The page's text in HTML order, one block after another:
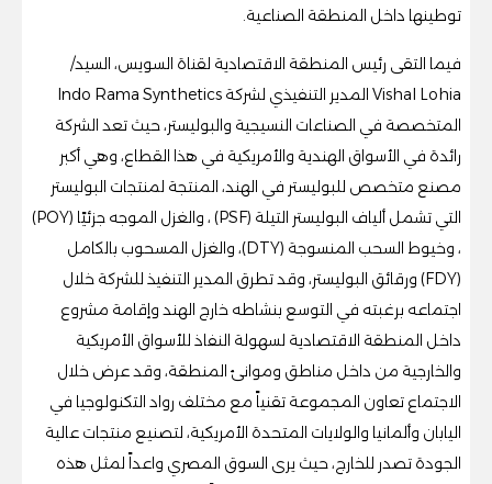
توطينها داخل المنطقة الصناعية.
فيما التقى رئيس المنطقة الاقتصادية لقناة السويس، السيد/
Vishal Lohia المدير التنفيذي لشركة Indo Rama Synthetics
المتخصصة في الصناعات النسيجية والبوليستر، حيث تعد الشركة
رائدة في الأسواق الهندية والأمريكية في هذا القطاع، وهي أكبر
مصنع متخصص للبوليستر في الهند، المنتجة لمنتجات البوليستر
التي تشمل ألياف البوليستر التيلة (PSF) ، والغزل الموجه جزئيًا (POY)
، وخيوط السحب المنسوجة (DTY)، والغزل المسحوب بالكامل
(FDY) ورقائق البوليستر، وقد تطرق المدير التنفيذ للشركة خلال
اجتماعه برغبته في التوسع بنشاطه خارج الهند وإقامة مشروع
داخل المنطقة الاقتصادية لسهولة النفاذ للأسواق الأمريكية
والخارجية من داخل مناطق وموانئ المنطقة، وقد عرض خلال
الاجتماع تعاون المجموعة تقنياً مع مختلف رواد التكنولوجيا في
اليابان وألمانيا والولايات المتحدة الأمريكية، لتصنيع منتجات عالية
الجودة تصدر للخارج، حيث يرى السوق المصري واعداً لمثل هذه